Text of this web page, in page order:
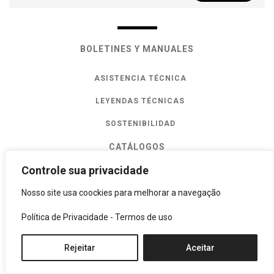
Controle sua privacidade
Nosso site usa coockies para melhorar a navegação
Política de Privacidade - Termos de uso
Rejeitar Aceitar
Entrenamiento Súperformatos
BOLETINES Y MANUALES
ASISTENCIA TÉCNICA
LEYENDAS TÉCNICAS
SOSTENIBILIDAD
CATÁLOGOS
CERTIFICADOS